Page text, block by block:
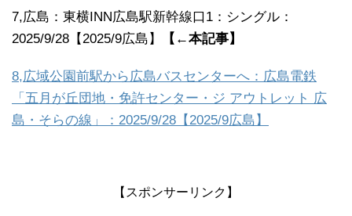
7,広島：東横INN広島駅新幹線口1：シングル：
2025/9/28【2025/9広島】
【←本記事】
8,広域公園前駅から広島バスセンターへ：広島電鉄
「五月が丘団地・免許センター・ジ アウトレット 広
島・そらの線」：2025/9/28【2025/9広島】
【スポンサーリンク】